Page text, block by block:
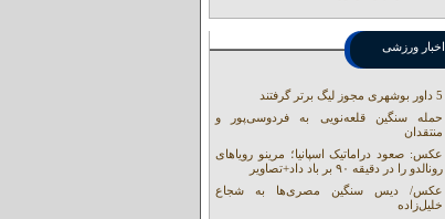
اخبار ورزشی
5 داور بوشهری مجوز لیگ برتر گرفتند
حمله سنگین قلعه‌نویی به فردوسی‌پور و
منتقدان
عکس: صعود دراماتیک اسپانیا؛ مرینو رویاهای
رونالدو را در دقیقه ۹۰ بر باد داد+تصاویر
عکس/ دیس سنگین مصری‌ها به شجاع
خلیل‌زاده